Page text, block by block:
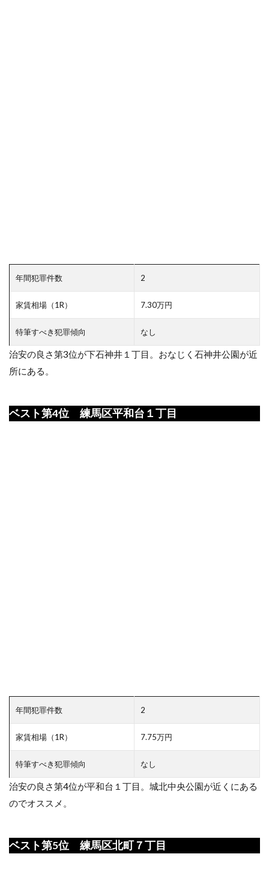
年間犯罪件数 2
家賃相場（1R） 7.30万円
特筆すべき犯罪傾向 なし
治安の良さ第3位が下石神井１丁目。おなじく石神井公園が近
所にある。
ベスト第4位 練馬区平和台１丁目
年間犯罪件数 2
家賃相場（1R） 7.75万円
特筆すべき犯罪傾向 なし
治安の良さ第4位が平和台１丁目。城北中央公園が近くにある
のでオススメ。
ベスト第5位 練馬区北町７丁目